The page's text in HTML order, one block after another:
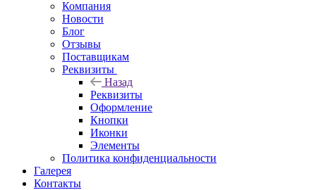
Компания
Новости
Блог
Отзывы
Поставщикам
Реквизиты
Назад
Реквизиты
Оформление
Кнопки
Иконки
Элементы
Политика конфиденциальности
Галерея
Контакты